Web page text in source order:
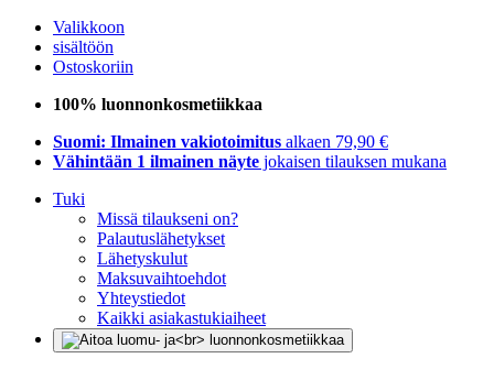
Valikkoon
sisältöön
Ostoskoriin
100% luonnonkosmetiikkaa
Suomi: Ilmainen vakiotoimitus alkaen 79,90 €
Vähintään 1 ilmainen näyte jokaisen tilauksen mukana
Tuki
Missä tilaukseni on?
Palautuslähetykset
Lähetyskulut
Maksuvaihtoehdot
Yhteystiedot
Kaikki asiakastukiaiheet